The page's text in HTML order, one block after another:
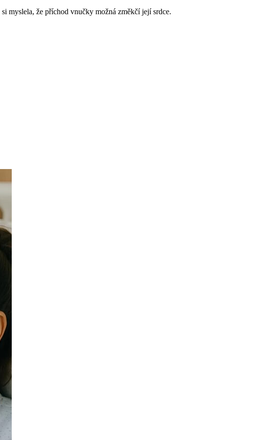
myslela, že příchod vnučky možná změkčí její srdce.